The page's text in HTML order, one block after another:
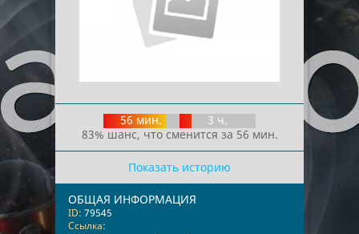
56 мин.
3 ч.
83% шанс, что сменится за 56 мин.
Показать историю
ОБЩАЯ ИНФОРМАЦИЯ
ID: 79545
Ссылка: